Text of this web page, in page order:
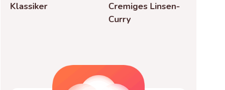
Klassiker
Cremiges Linsen-
Curry